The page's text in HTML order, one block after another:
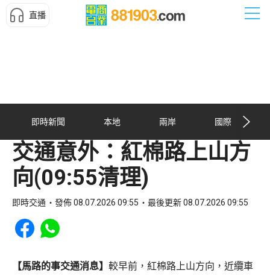
直播
即時新聞 本地 兩岸 國際
交通意外：紅棉路上山方
向(09:55清理)
即時交通 發佈 08.07.2026 09:55 最後更新 08.07.2026 09:55
Share to Facebook
Share to WhatsApp
【馬路的事交通消息】 較早前，紅棉路上山方向，近纜車